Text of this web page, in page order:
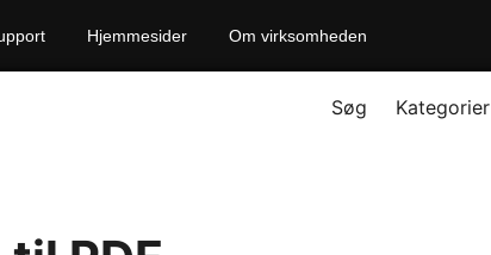
Hjemmesider Om virksomheden
Søg Kategorier